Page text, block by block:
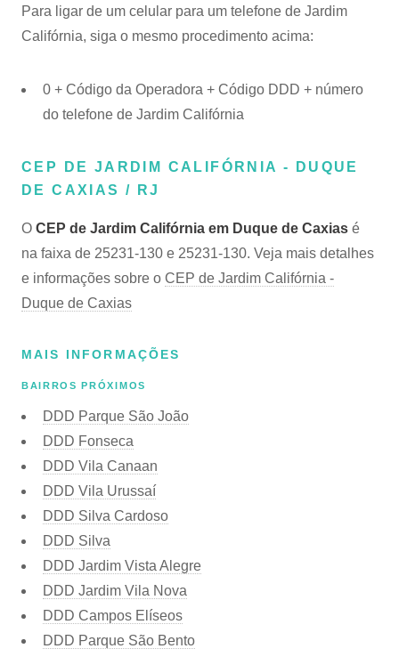
Para ligar de um celular para um telefone de Jardim
Califórnia, siga o mesmo procedimento acima:
0 + Código da Operadora + Código DDD + número
do telefone de Jardim Califórnia
CEP DE JARDIM CALIFÓRNIA - DUQUE
DE CAXIAS / RJ
O CEP de Jardim Califórnia em Duque de Caxias é
na faixa de 25231-130 e 25231-130. Veja mais detalhes
e informações sobre o CEP de Jardim Califórnia -
Duque de Caxias
MAIS INFORMAÇÕES
BAIRROS PRÓXIMOS
DDD Parque São João
DDD Fonseca
DDD Vila Canaan
DDD Vila Urussaí
DDD Silva Cardoso
DDD Silva
DDD Jardim Vista Alegre
DDD Jardim Vila Nova
DDD Campos Elíseos
DDD Parque São Bento